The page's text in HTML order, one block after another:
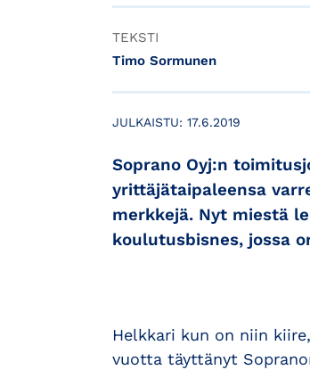
TEKSTI
Timo Sormunen
JULKAISTU: 17.6.2019
Soprano Oyj:n
yrittäjätaipaleensa
merkkejä. Nyt miestä
koulutusbisnes, jossa
Helkkari kun on niin
vuotta täyttänyt